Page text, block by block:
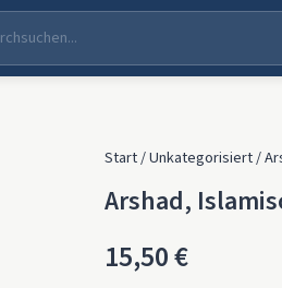
Start/Unkategorisiert/
Arshad,
15,50€